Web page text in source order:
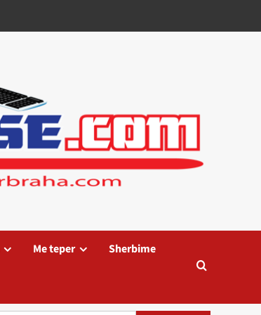
Me teper Sherbime